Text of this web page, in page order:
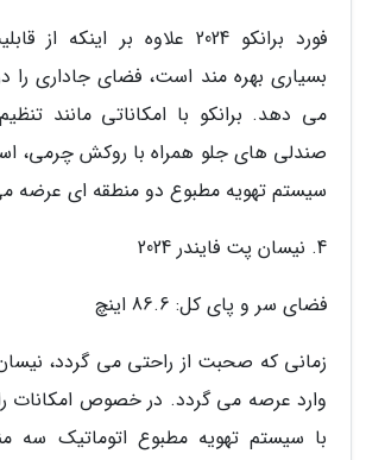
فورد برانکو 2024 علاوه بر
بسیاری بهره مند است، فضای جاداری را
می دهد. برانکو با امکاناتی مانند
صندلی های جلو همراه با روکش چرمی،
سیستم تهویه مطبوع دو منطقه ای عرضه
4. نیسان پت فایندر 2024
فضای سر و پای کل: 86.6 اینچ
وارد عرصه می گردد. در خصوص امکانات
با سیستم تهویه مطبوع اتوماتیک سه